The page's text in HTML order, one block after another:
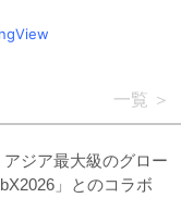
一覧
ジア最大級のグロー
」とのコラボ